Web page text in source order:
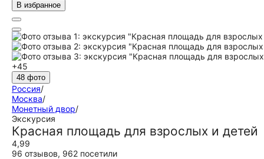
В избранное
+45
48 фото
Россия/
Москва/
Монетный двор/
Экскурсия
Красная площадь для взрослых и детей
4,99
96 отзывов, 962 посетили